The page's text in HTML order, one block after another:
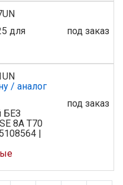
для
под заказ
/ аналог
БЕЗ
8A T70
|
под заказ